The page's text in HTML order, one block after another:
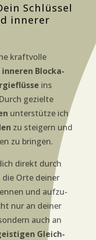
Schlüs­sel
inne­rer
kraft­vol­le
inne­ren Blo­cka­
ins
geziel­te
unter­stüt­ze ich
zu stei­gern und
zu bringen.
direkt durch
die Orte dei­ner
und auf­zu­
nur an dei­ner
auch an
Gleich­